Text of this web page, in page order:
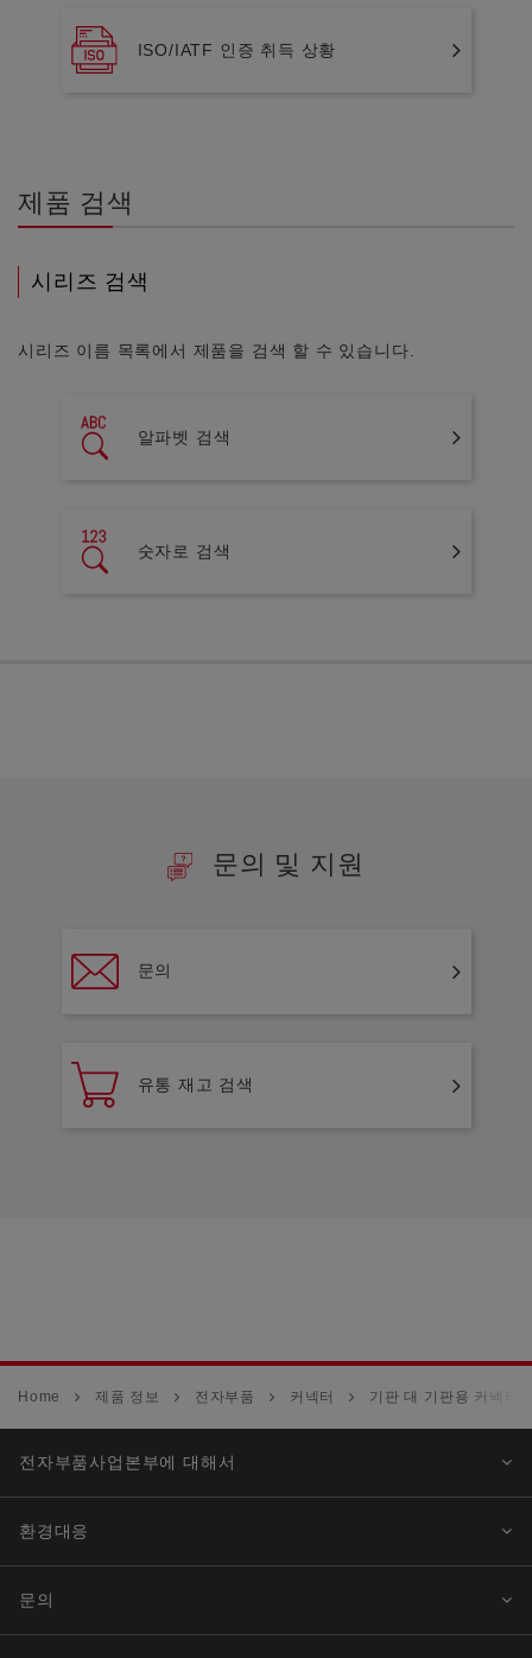
ISO/IATF 인증 취득 상황
제품 검색
시리즈 검색
시리즈 이름 목록에서 제품을 검색 할 수 있습니다.
알파벳 검색
숫자로 검색
문의 및 지원
문의
유통 재고 검색
Home 제품 정보 전자부품 커넥터 기판 대 기판용 커넥터
전자부품사업본부에 대해서
환경대응
문의